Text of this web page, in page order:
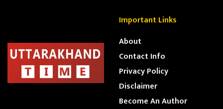
Important Links
About
Contact Info
Privacy Policy
Disclaimer
Become An Author